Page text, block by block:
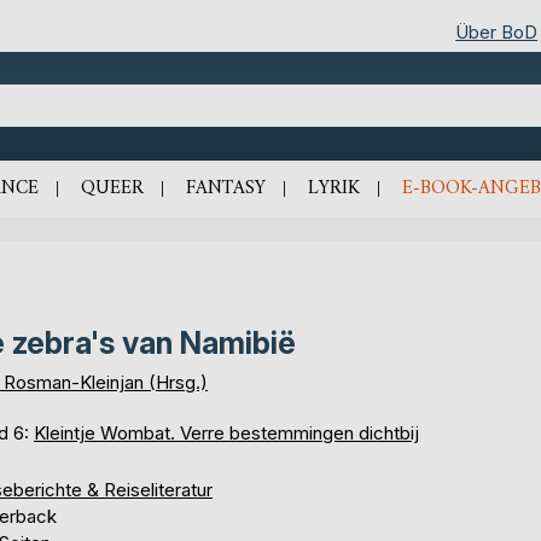
Über BoD
QUEER FANTASY LYRIK E-BOOK-
zebra's van Namibië
Kleinjan (Hrsg.)
6: Kleintje Wombat. Verre bestemmingen dichtbij
& Reiseliteratur